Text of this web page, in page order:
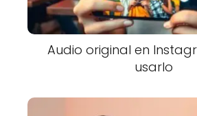
Audio original en
usarlo